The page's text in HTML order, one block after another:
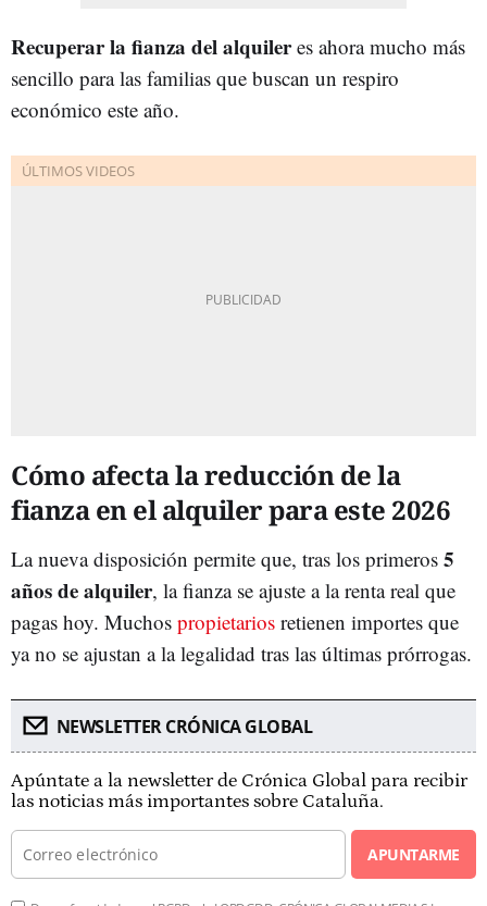
Recuperarla fianza del alquileres ahora mucho más
sencillo para las familias que buscan un respiro
económico este año.
Cómo afecta la reducción de la
fianza en el alquiler para este 2026
La nueva disposición permite que, tras los primeros 5
añosde alquiler, la fianza se ajuste a la renta real que
pagas hoy. Muchos propietarios retienen importes que
ya no se ajustan a la legalidad tras las últimas prórrogas.
NEWSLETTER CRÓNICA GLOBAL
Apúntate a la newsletter de Crónica Global para recibir
las noticias más importantes sobre Cataluña.
APUNTARME